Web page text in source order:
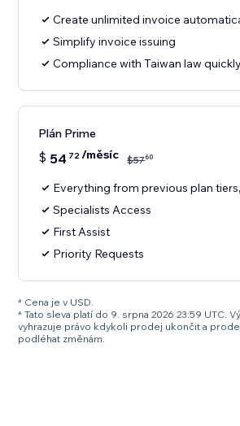
Create unlimited invoice
Simplify invoice issuing
Compliance with Taiwan law quickly
Plán Prime
$ 54 72/měsíc $5760
Everything from previous plan
Specialists Access
First Assist
Priority Requests
* Cena je v USD.
* Tato sleva platí do 9. srpna 2026 23:59 UTC.
vyhrazuje právo kdykoli prodej ukončit a
podléhat změnám.